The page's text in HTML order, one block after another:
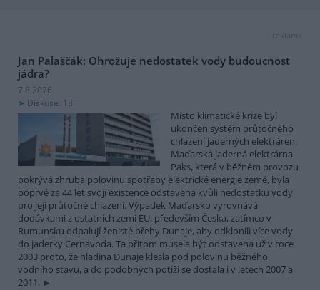
reklama
Jan Palaščák: Ohrožuje nedostatek vody budoucnost
jádra?
7.8.2026
Diskuse: 13
Místo klimatické krize byl
ukončen systém průtočného
chlazení jaderných elektráren.
Maďarská jaderná elektrárna
Paks, která v běžném provozu
pokrývá zhruba polovinu spotřeby elektrické energie země, byla
poprvé za 44 let svojí existence odstavena kvůli nedostatku vody
pro její průtočné chlazení. Výpadek Maďarsko vyrovnává
dodávkami z ostatních zemí EU, především Česka, zatímco v
Rumunsku odpalují ženisté břehy Dunaje, aby odklonili více vody
do jaderky Cernavoda. Ta přitom musela být odstavena už v roce
2003 proto, že hladina Dunaje klesla pod polovinu běžného
vodního stavu, a do podobných potíží se dostala i v letech 2007 a
2011.